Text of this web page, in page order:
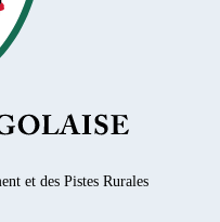
et des Pistes Rurales